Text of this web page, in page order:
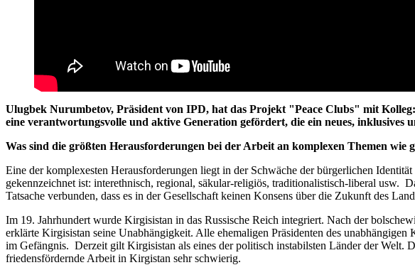
Ulugbek Nurumbetov, Präsident von IPD, hat das Projekt "Peace Clubs" mit
eine verantwortungsvolle und aktive Generation gefördert, die ein neues, inklusives
Was sind die größten Herausforderungen bei der Arbeit an komplexen Themen wie
Eine der komplexesten Herausforderungen liegt in der Schwäche der bürgerlichen
gekennzeichnet ist: interethnisch, regional, säkular-religiös, traditionalistisch-liberal usw.
Tatsache verbunden, dass es in der Gesellschaft keinen Konsens über die Zukunft des
Im 19. Jahrhundert wurde Kirgisistan in das Russische Reich integriert. Nach der
erklärte Kirgisistan seine Unabhängigkeit. Alle ehemaligen Präsidenten des
im Gefängnis. Derzeit gilt Kirgisistan als eines der politisch instabilsten Länder der Welt.
friedensfördernde Arbeit in Kirgistan sehr schwierig.